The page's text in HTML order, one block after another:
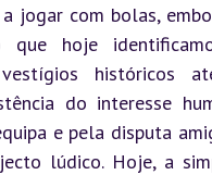
jogar com bolas,
que hoje
históricos
do interesse
e pela disputa
lúdico. Hoje, a